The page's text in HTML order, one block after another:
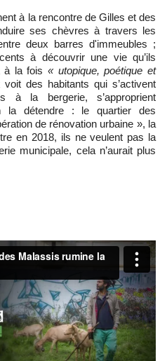
à la rencontre de Gilles et des
ses chèvres à travers les
deux barres d'immeubles ;
à découvrir une vie qu’ils
à la fois« utopique, poétique et
voit des habitants qui s’activent
à la bergerie, s’approprient
la détendre : le quartier des
de rénovation urbaine », la
en 2018, ils ne veulent pas la
municipale, cela n’aurait plus